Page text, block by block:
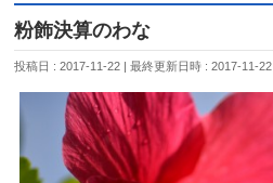
粉飾決算のわな
投稿日 : 2017-11-22 最終更新日時 : 2017-11-22